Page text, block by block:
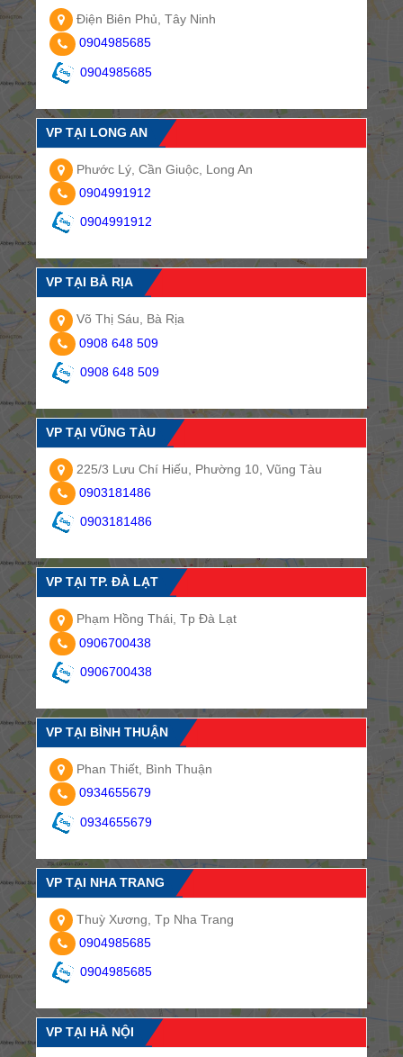
Điện Biên Phủ, Tây Ninh
0904985685
0904985685
VP TẠI LONG AN
Phước Lý, Cần Giuộc, Long An
0904991912
0904991912
VP TẠI BÀ RỊA
Võ Thị Sáu, Bà Rịa
0908 648 509
0908 648 509
VP TẠI VŨNG TÀU
225/3 Lưu Chí Hiếu, Phường 10, Vũng Tàu
0903181486
0903181486
VP TẠI TP. ĐÀ LẠT
Phạm Hồng Thái, Tp Đà Lạt
0906700438
0906700438
VP TẠI BÌNH THUẬN
Phan Thiết, Bình Thuận
0934655679
0934655679
VP TẠI NHA TRANG
Thuỳ Xương, Tp Nha Trang
0904985685
0904985685
VP TẠI HÀ NỘI